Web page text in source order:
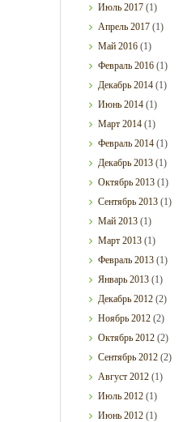
Июль2017 (1)
Апрель2017 (1)
Май2016 (1)
Февраль2016 (1)
Декабрь2014 (1)
Июнь2014 (1)
Март2014 (1)
Февраль2014 (1)
Декабрь2013 (1)
Октябрь2013 (1)
Сентябрь2013 (1)
Май2013 (1)
Март2013 (1)
Февраль2013 (1)
Январь2013 (1)
Декабрь2012 (2)
Ноябрь2012 (2)
Октябрь2012 (2)
Сентябрь2012 (2)
Август2012 (1)
Июль2012 (1)
Июнь2012 (1)